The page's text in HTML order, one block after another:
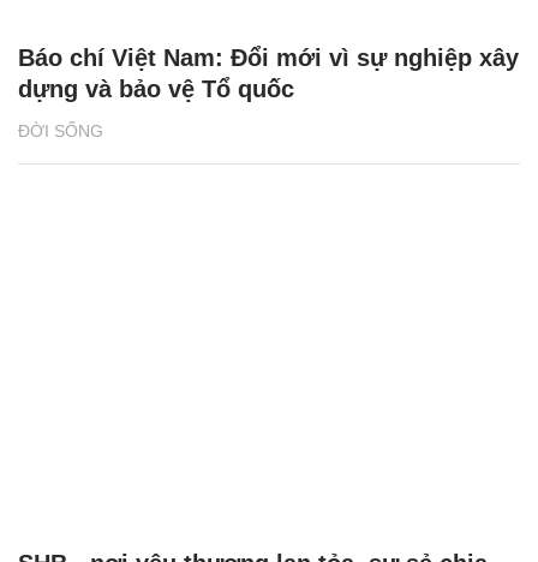
ĐỜI SỐNG
Báo chí Việt Nam: Đổi mới vì sự nghiệp xây
dựng và bảo vệ Tổ quốc